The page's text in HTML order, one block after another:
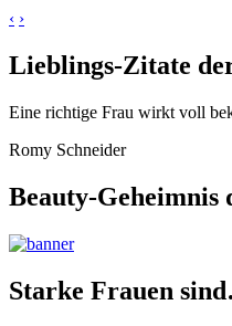
‹ ›
Lieblings-Zitate
Eine richtige Frau wirkt voll
Romy Schneider
Beauty-Geheimnis
Starke Frauen